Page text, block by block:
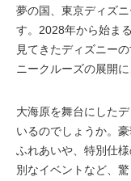
夢の国、東京ディズ
す。2028年から始ま
見てきたディズニー
ニークルーズの展開
大海原を舞台にした
いるのでしょうか。
ふれあいや、特別仕
別なイベントなど、